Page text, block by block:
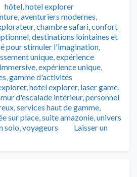
Catégories
hôtel,hotel explorer
,aventuriers modernes,
,chambre safari,confort
,destinations lointaines et
pour stimuler l'imagination,
unique,expérience
,expérience unique,
,gamme d'activités
,hotel explorer, laser game,
mur d'escalade intérieur,personnel
,services haut de gamme,
sur place,suite amazonie,univers
solo,voyageurs
Laisser un